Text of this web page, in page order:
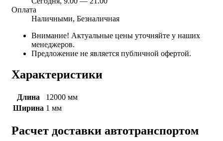
Оплата
Наличными, Безналичная
Внимание! Актуальные цены уточняйте у наших
менеджеров.
Предложение не является публичной офертой.
Характеристики
Длина
12000 мм
Ширина 1 мм
Расчет доставки автотранспортом